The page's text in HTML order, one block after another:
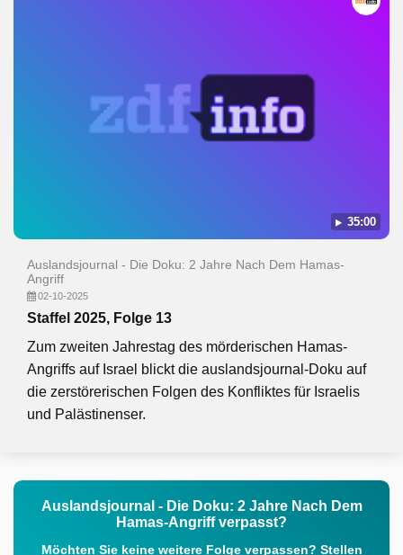
35:00
Auslandsjournal - Die Doku: 2 Jahre Nach Dem Hamas-
Angriff
02-10-2025
Staffel 2025, Folge 13
Zum zweiten Jahrestag des mörderischen Hamas-
Angriffs auf Israel blickt die auslandsjournal-Doku auf
die zerstörerischen Folgen des Konfliktes für Israelis
und Palästinenser.
Auslandsjournal - Die Doku: 2 Jahre Nach Dem
Hamas-Angriff verpasst?
Möchten Sie keine weitere Folge verpassen? Stellen